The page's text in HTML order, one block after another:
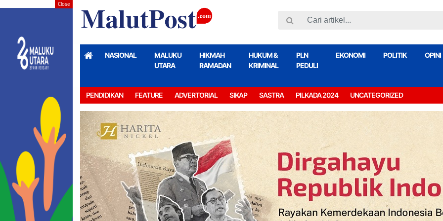
NASIONAL
MALUKU
UTARA
HIKMAH
RAMADAN
HUKUM &
KRIMINAL
PLN
PEDULI
EKONOMI POLITIK OPINI
PENDIDIKAN FEATURE ADVERTORIAL SIKAP SASTRA PILKADA 2024 UNCATEGORIZED
Close